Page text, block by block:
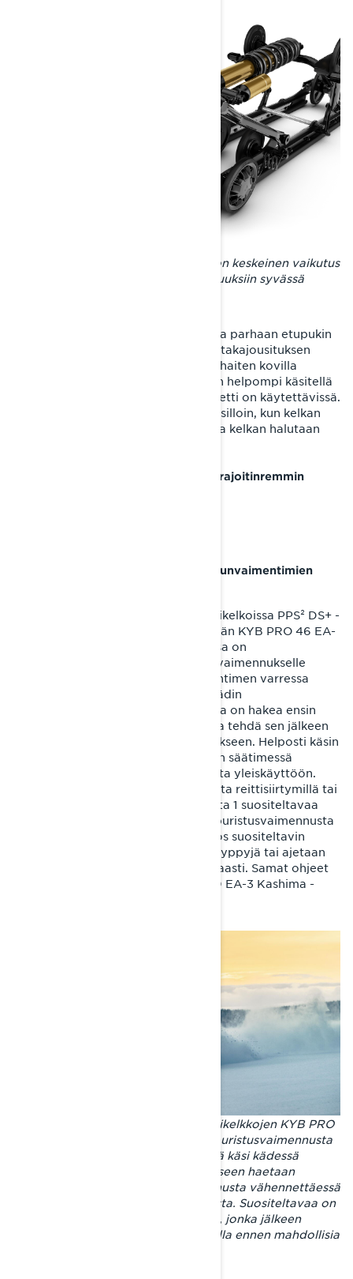
Etupukin rajoitinremmin asennolla on keskeinen vaikutus
PPS² DS+ -takajousituksen -ominaisuuksiin syvässä
Rajoitinremmin pisin asento 1 tarjoaa parhaan etupukin
vaimennuskapasiteetin ja maksimoi takajousituksen
painonsiirron. Tämä asetus sopii parhaiten kovilla
pinnoilla ajettaessa, jolloin kelkka on helpompi käsitellä
ja telaston koko vaimennuskapasiteetti on käytettävissä.
Jousituksen painonsiirrosta on etua silloin, kun kelkan
ajettavuuteen haetaan leikkisyyttä ja kelkan halutaan
Katso ohjevideo PPS² DS+ telaston rajoitinremmin
2. KYB PRO 46 EA-3 R Kashima -iskunvaimentimien
Shredder RE- ja Brutal RE -moottorikelkoissa PPS² DS+ -
takajousituksen takapukissa käytetään KYB PRO 46 EA-
3 R Kashima -iskunvaimenninta, jossa on
kolmiasentoinen pikasäätö puristusvaimennukselle
lisäsäiliön kyljessä, sekä iskunvaimentimen varressa
talttapäämeisselillä käännettävä säädin
paluuvaimennukselle. Suositeltavinta on hakea ensin
muutoksia puristusvaimennukseen ja tehdä sen jälkeen
tarvittaessa säätöjä paluuvaimennukseen. Helposti käsin
käytettävässä puristusvaimennuksen säätimessä
keskimmäinen asetus on paras valinta yleiskäyttöön.
Mikäli takajousitus tuntuu liian kovalta reittisiirtymillä tai
syvän lumen ajossa, on säätöasetusta 1 suositeltavaa
kokeilla. Jos jousitus pohjailee, voi puristusvaimennusta
kokeilla asetuksessa 3. Tämä on myös suositeltavin
asetus silloin, kun kelkalla tehdään hyppyjä tai ajetaan
kumpuilevassa maastossa vauhdikkaasti. Samat ohjeet
pätevät etujousituksen KYB PRO 40 EA-3 Kashima -
Shredder RE- ja Brutal RE -moottorikelkkojen KYB PRO
46 EA-3 R -takaiskunvaimentimen puristusvaimennusta
ja paluuvaimennusta on hyvä säätää käsi kädessä
erityisesti tilanteessa, jossa jousitukseen haetaan
herkkäliikkeisyyttä: puristusvaimennusta vähennettäessä
vähennetään myös paluuvaimennusta. Suositeltavaa on
tehdä aina pieniä säätöjä kerrallaan, jonka jälkeen
säädön vaikutusta kokeillaan ajamalla ennen mahdollisia